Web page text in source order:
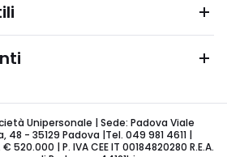
Unipersonale | Sede: Padova Viale
- 35129 Padova |Tel. 049 981 4611 |
| P. IVA CEE IT 00184820280 R.E.A.